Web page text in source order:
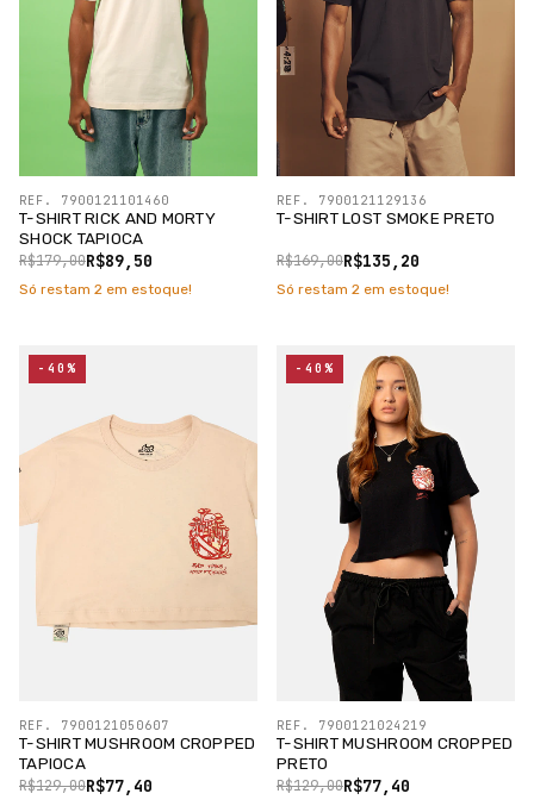
T-SHIRT RICK AND MORTY
SHOCK TAPIOCA
R$89,50
R$179,00
REF. 7900121101460
Só restam 2 em estoque!
T-SHIRT LOST SMOKE PRETO
R$135,20
R$169,00
REF. 7900121129136
Só restam 2 em estoque!
T-SHIRT MUSHROOM CROPPED
TAPIOCA
R$77,40
R$129,00
REF. 7900121050607
-40%
T-SHIRT MUSHROOM CROPPED
PRETO
R$77,40
R$129,00
REF. 7900121024219
-40%